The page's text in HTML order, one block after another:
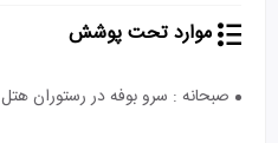
موارد تحت پوشش
صبحانه : سرو بوفه در رستوران هتل